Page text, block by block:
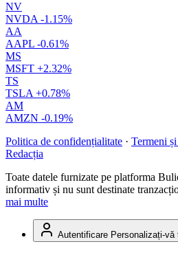
NV
NVDA -1.15%
AA
AAPL -0.61%
MS
MSFT +2.32%
TS
TSLA +0.78%
AM
AMZN -0.19%
Politica de confidențialitate · Termeni
Redacția
Toate datele furnizate pe platforma
informativ și nu sunt destinate
mai multe
Autentificare Personalizați-vă